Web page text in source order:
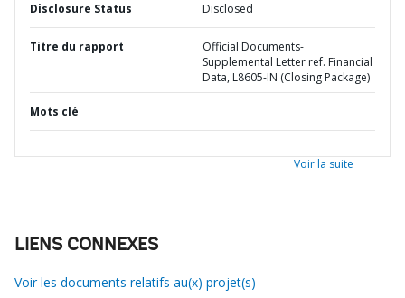
Disclosure Status Disclosed
Titre du rapport
Official Documents-
Supplemental Letter ref. Financial
Data, L8605-IN (Closing Package)
Mots clé
Voir la suite
LIENS CONNEXES
Voir les documents relatifs au(x) projet(s)